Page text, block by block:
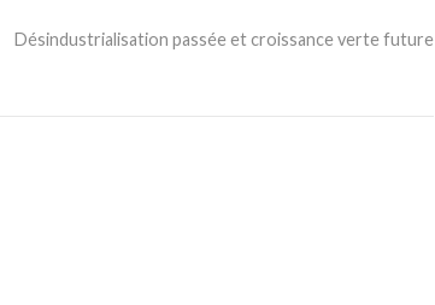
Désindustrialisation passée et croissance verte future